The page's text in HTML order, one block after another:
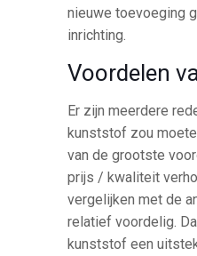
nieuwe toevoeging
inrichting.
Voordelen
Er zijn meerdere
kunststof zou
van de grootste
prijs / kwaliteit
vergelijken met de
relatief voordelig.
kunststof een